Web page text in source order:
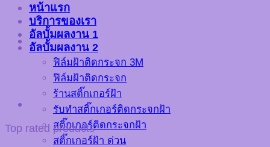
หน้าแรก
บริการของเรา
อัลบั้มผลงาน 1
อัลบั้มผลงาน 2
ฟิล์มฝ้าติดกระจก 3M
ฟิล์มฝ้าติดกระจก
ร้านสติ๊กเกอร์ฝ้า
รับทำสติ๊กเกอร์ติดกระจกฝ้า
สติ๊กเกอร์ติดกระจกฝ้า
สติ๊กเกอร์ฝ้า ด่วน
Top rated products